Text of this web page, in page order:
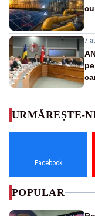
7
URMĂREȘTE-
Facebook
POPULAR